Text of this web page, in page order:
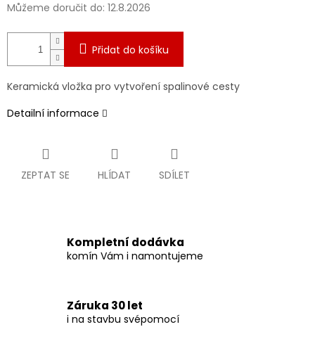
Můžeme doručit do: 12.8.2026
Přidat do košíku
Keramická vložka pro vytvoření spalinové cesty
Detailní informace
ZEPTAT SE HLÍDAT SDÍLET
Kompletní dodávka
komín Vám i namontujeme
Záruka 30 let
i na stavbu svépomocí